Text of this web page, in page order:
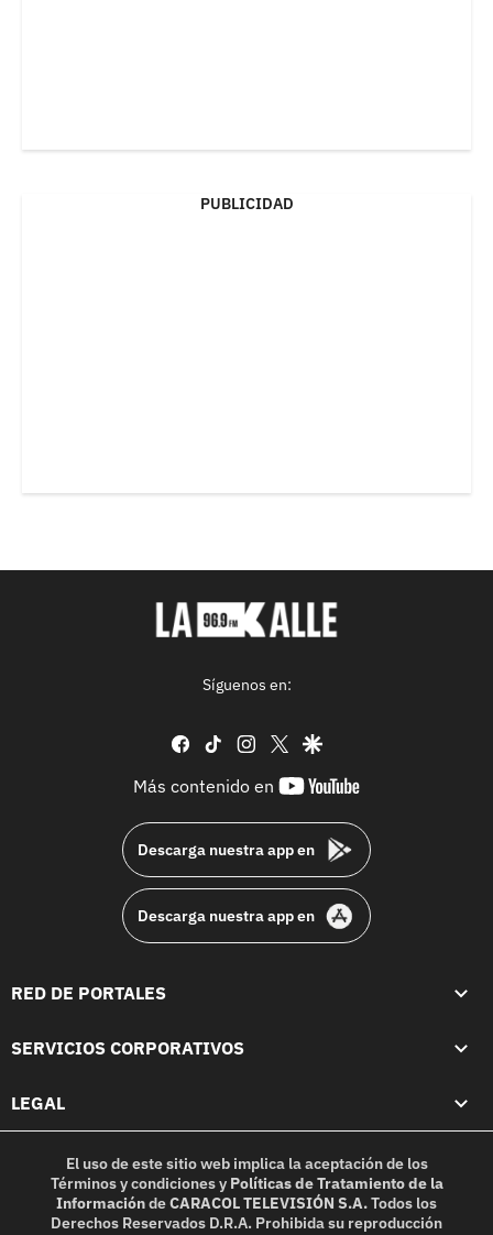
PUBLICIDAD
Síguenos en:
facebook
tiktok instagram
twittergoogle
Más contenido en
youtube-
Descarga nuestra app en
Descarga nuestra app en
RED DE PORTALES
SERVICIOS CORPORATIVOS
LEGAL
El uso de este sitio web implica la aceptación de los
Términos y condicionesy Políticas de Tratamiento de la
InformacióndeCARACOL TELEVISIÓN S.A.Todos los
Derechos Reservados D.R.A. Prohibida su reproducción